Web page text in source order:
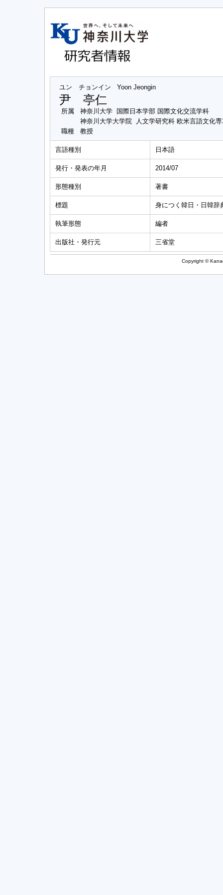
ユン チョンイン Yoon Jeongin
尹 亭仁
所属
神奈川大学 国際日本学部 国際文化交流学科
神奈川大学大学院 人文学研究科 欧米言語文化
職種
教授
言語種別 日本語
発行・発表の年月 2014/07
形態種別 著書
標題 身につく韓日・日韓辞
執筆形態 編者
出版社・発行元 三省堂
Copyright ©